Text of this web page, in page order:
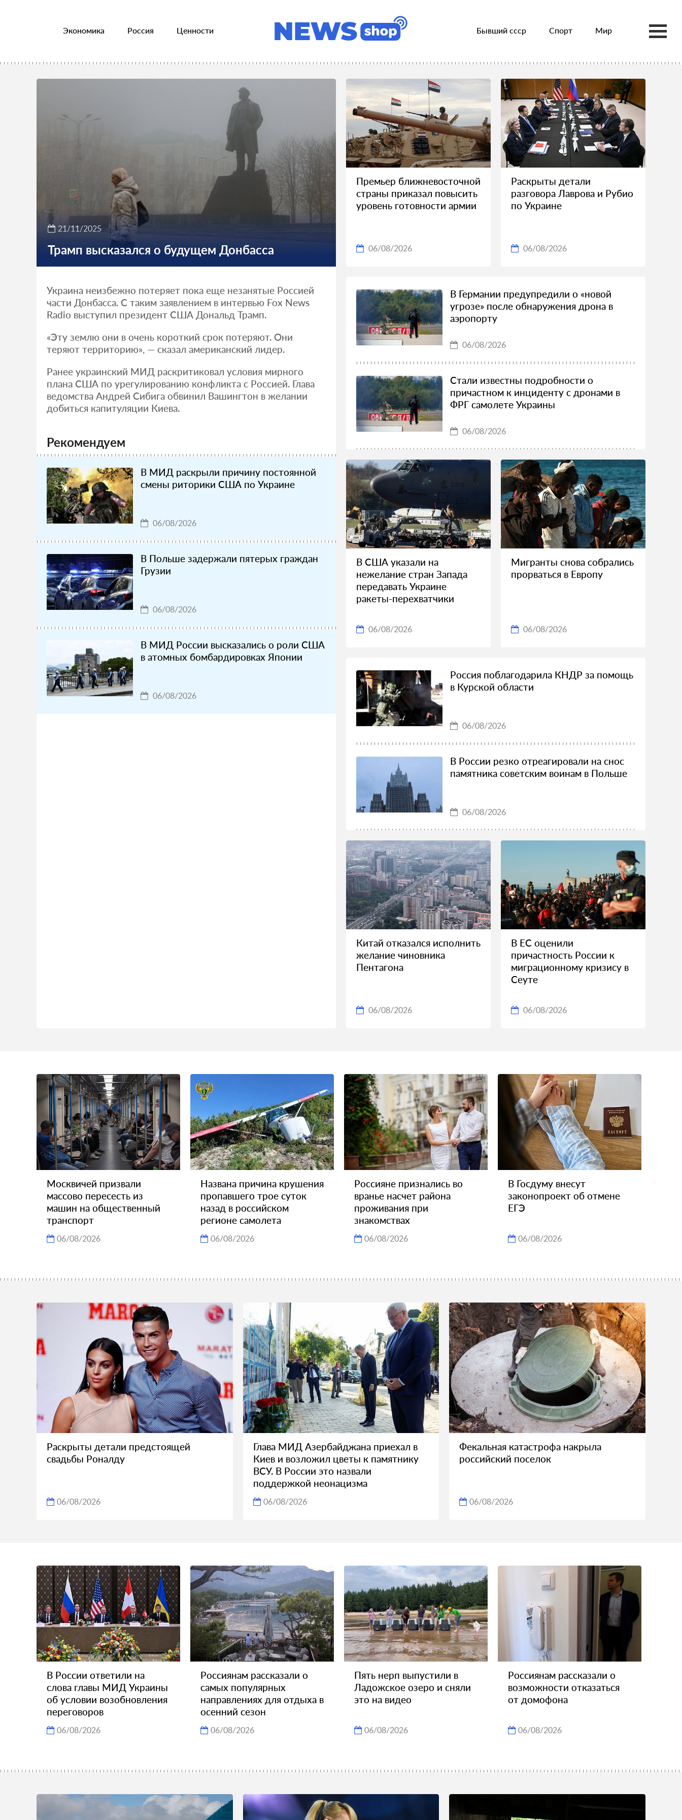
Экономика Россия Ценности Бывший ссср Спорт Мир
21/11/2025
Трамп высказался о будущем Донбасса
Украина неизбежно потеряет пока еще незанятые Россией
части Донбасса. С таким заявлением в интервью Fox News
Radio выступил президент США Дональд Трамп.
«Эту землю они в очень короткий срок потеряют. Они
теряют территорию», — сказал американский лидер.
Ранее украинский МИД раскритиковал условия мирного
плана США по урегулированию конфликта с Россией. Глава
ведомства Андрей Сибига обвинил Вашингтон в желании
добиться капитуляции Киева.
Рекомендуем
В МИД раскрыли причину постоянной
смены риторики США по Украине
06/08/2026
В Польше задержали пятерых граждан
Грузии
06/08/2026
В МИД России высказались о роли США
в атомных бомбардировках Японии
06/08/2026
Премьер ближневосточной
страны приказал повысить
уровень готовности армии
06/08/2026
Раскрыты детали
разговора Лаврова и Рубио
по Украине
06/08/2026
В Германии предупредили о «новой
угрозе» после обнаружения дрона в
аэропорту
06/08/2026
Стали известны подробности о
причастном к инциденту с дронами в
ФРГ самолете Украины
06/08/2026
В США указали на
нежелание стран Запада
передавать Украине
ракеты-перехватчики
06/08/2026
Мигранты снова собрались
прорваться в Европу
06/08/2026
Россия поблагодарила КНДР за помощь
в Курской области
06/08/2026
В России резко отреагировали на снос
памятника советским воинам в Польше
06/08/2026
Китай отказался исполнить
желание чиновника
Пентагона
06/08/2026
В ЕС оценили
причастность России к
миграционному кризису в
Сеуте
06/08/2026
Москвичей призвали
массово пересесть из
машин на общественный
транспорт
06/08/2026
Названа причина крушения
пропавшего трое суток
назад в российском
регионе самолета
06/08/2026
Россияне признались во
вранье насчет района
проживания при
знакомствах
06/08/2026
В Госдуму внесут
законопроект об отмене
ЕГЭ
06/08/2026
Раскрыты детали предстоящей
свадьбы Роналду
06/08/2026
Глава МИД Азербайджана приехал в
Киев и возложил цветы к памятнику
ВСУ. В России это назвали
поддержкой неонацизма
06/08/2026
Фекальная катастрофа накрыла
российский поселок
06/08/2026
В России ответили на
слова главы МИД Украины
об условии возобновления
переговоров
06/08/2026
Россиянам рассказали о
самых популярных
направлениях для отдыха в
осенний сезон
06/08/2026
Пять нерп выпустили в
Ладожское озеро и сняли
это на видео
06/08/2026
Россиянам рассказали о
возможности отказаться
от домофона
06/08/2026